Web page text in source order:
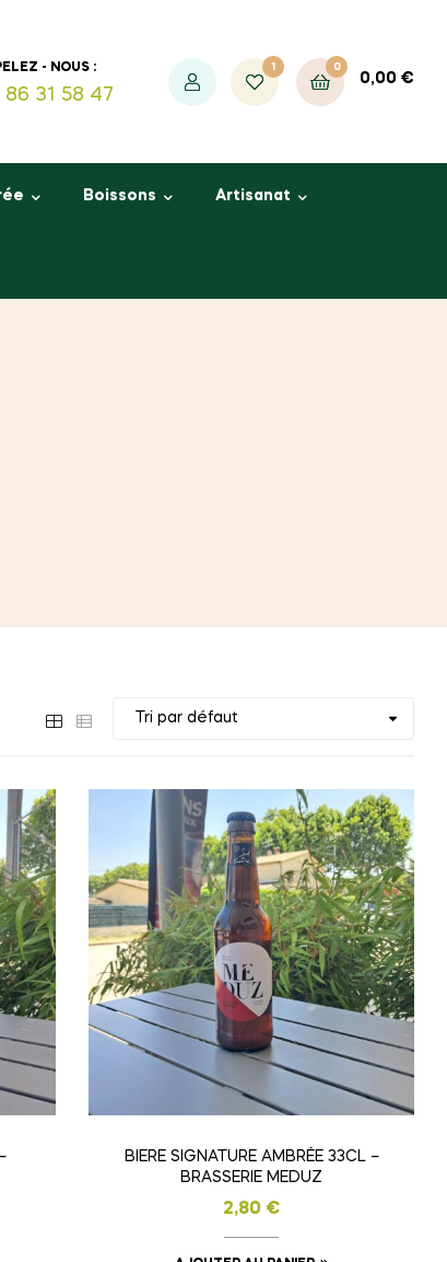
- NOUS :
86 31 58 47
1 0
0,00 €
Boissons Artisanat
BIERE SIGNATURE AMBRÉE 33CL –
BRASSERIE MEDUZ
2,80 €